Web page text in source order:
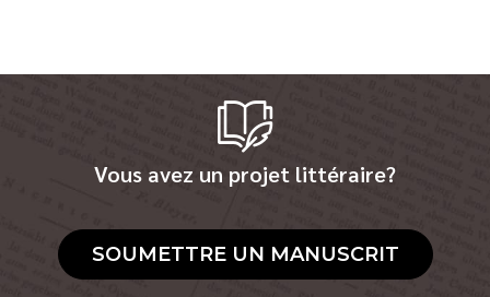
Vous avez un projet littéraire?
SOUMETTRE UN MANUSCRIT